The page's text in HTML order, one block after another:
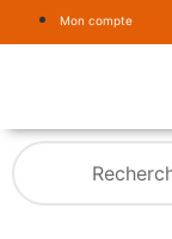
Mon compte